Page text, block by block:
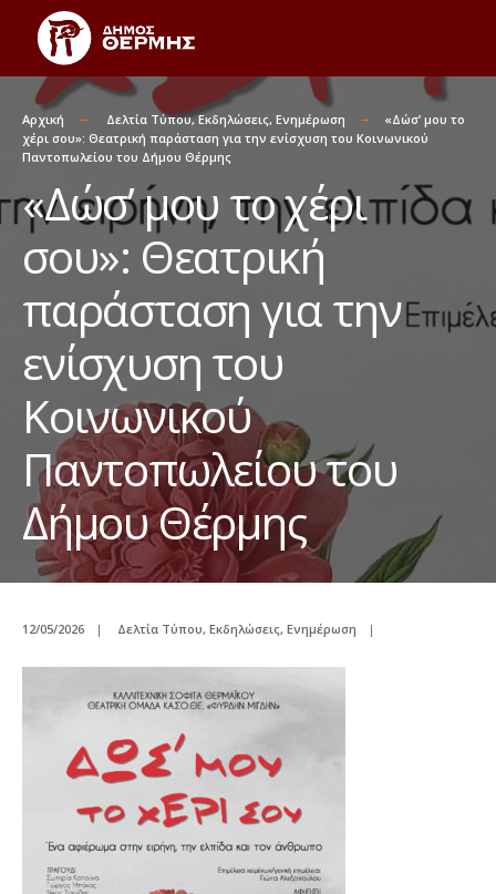
Αρχική Δελτία Τύπου,Εκδηλώσεις, Ενημέρωση
«Δώσ’ μου το
χέρι σου»: Θεατρική παράσταση για την ενίσχυση του Κοινωνικού
Παντοπωλείου του Δήμου Θέρμης
«Δώσ’ μου το χέρι
σου»: Θεατρική
παράσταση για την
ενίσχυση του
Κοινωνικού
Παντοπωλείου του
Δήμου Θέρμης
12/05/2026 | Δελτία Τύπου, Εκδηλώσεις, Ενημέρωση |